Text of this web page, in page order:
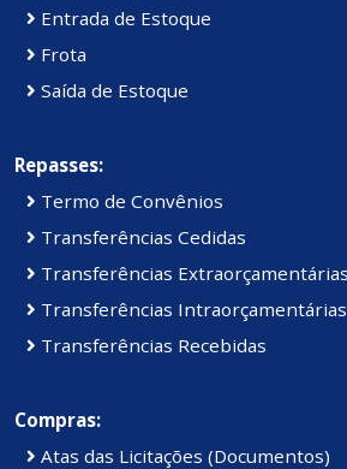
Entrada de Estoque
Frota
Saída de Estoque
Repasses:
Termo de Convênios
Transferências Cedidas
Transferências Extraorçamentárias
Transferências Intraorçamentárias
Transferências Recebidas
Compras:
Atas das Licitações (Documentos)